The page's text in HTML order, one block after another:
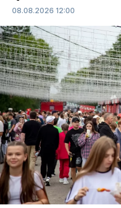
08.08.2026 12:00